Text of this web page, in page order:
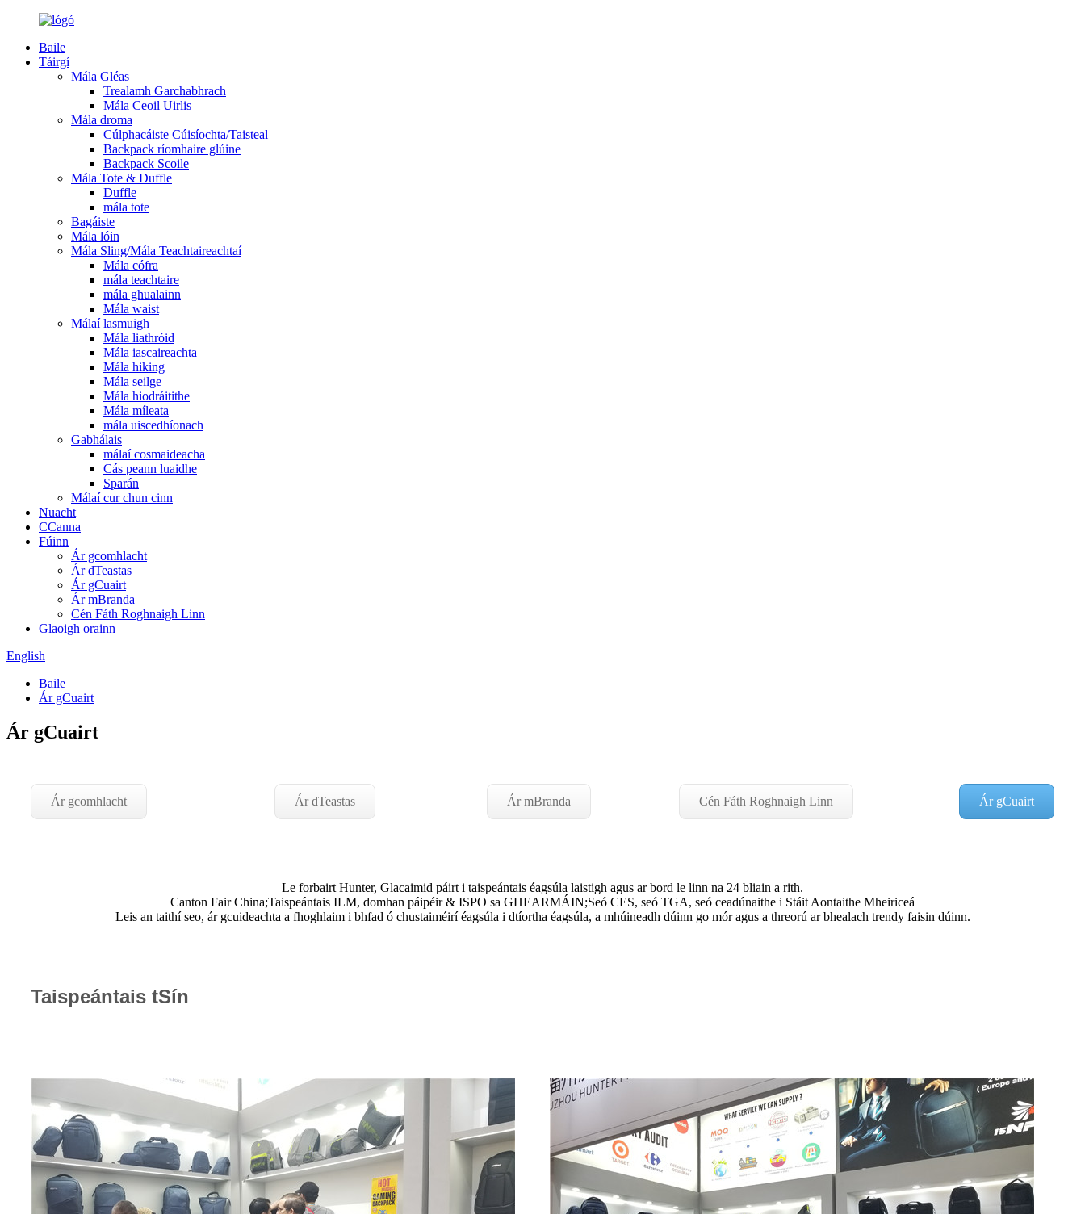
Baile
Táirgí
Mála Gléas
Trealamh Garchabhrach
Mála Ceoil Uirlis
Mála droma
Cúlphacáiste Cúisíochta/Taisteal
Backpack ríomhaire glúine
Backpack Scoile
Mála Tote & Duffle
Duffle
mála tote
Bagáiste
Mála lóin
Mála Sling/Mála Teachtaireachtaí
Mála cófra
mála teachtaire
mála ghualainn
Mála waist
Málaí lasmuigh
Mála liathróid
Mála iascaireachta
Mála hiking
Mála seilge
Mála hiodráitithe
Mála míleata
mála uiscedhíonach
Gabhálais
málaí cosmaideacha
Cás peann luaidhe
Sparán
Málaí cur chun cinn
Nuacht
CCanna
Fúinn
Ár gcomhlacht
Ár dTeastas
Ár gCuairt
Ár mBranda
Cén Fáth Roghnaigh Linn
Glaoigh orainn
English
Baile
Ár gCuairt
Ár gCuairt
Ár gcomhlacht Ár dTeastas Ár mBranda Cén Fáth Roghnaigh Linn Ár gCuairt
Le forbairt Hunter, Glacaimid páirt i taispeántais éagsúla laistigh agus ar bord le linn na 24 bliain a rith.
Canton Fair China;Taispeántais ILM, domhan páipéir & ISPO sa GHEARMÁIN;Seó CES, seó TGA, seó ceadúnaithe i Stáit Aontaithe Mheiriceá
Leis an taithí seo, ár gcuideachta a fhoghlaim i bhfad ó chustaiméirí éagsúla i dtíortha éagsúla, a mhúineadh dúinn go mór agus a threorú ar bhealach trendy faisin dúinn.
Taispeántais tSín